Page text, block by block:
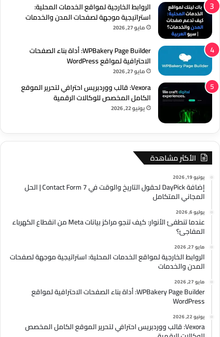
الروابط الخارجية لمواقع الخدمات المحلية:
استراتيجية موجهة لصفحات المدن والخدمات
مايو 27, 2026
WPBakery Page Builder: أداة بناء الصفحات
الاحترافية لمواقع WordPress
مايو 27, 2026
Vexora: قالب ووردبريس احترافي لتحرير الموقع
الكامل المخصص للوكالات الرقمية
يونيو 22, 2026
الأكثر مشاهدة
يونيو 19, 2026
إضافة DayPick لحقول التاريخ والوقت في Contact Form 7 | الحل
المجاني المتكامل
يوليو 6, 2026
عندما تنطفئ الأنوار: كيف تنجو مراكز بيانات Meta من انقطاع الكهرباء
المفاجئ؟
مايو 27, 2026
الروابط الخارجية لمواقع الخدمات المحلية: استراتيجية موجهة لصفحات
المدن والخدمات
مايو 27, 2026
WPBakery Page Builder: أداة بناء الصفحات الاحترافية لمواقع
WordPress
يونيو 22, 2026
Vexora: قالب ووردبريس احترافي لتحرير الموقع الكامل المخصص